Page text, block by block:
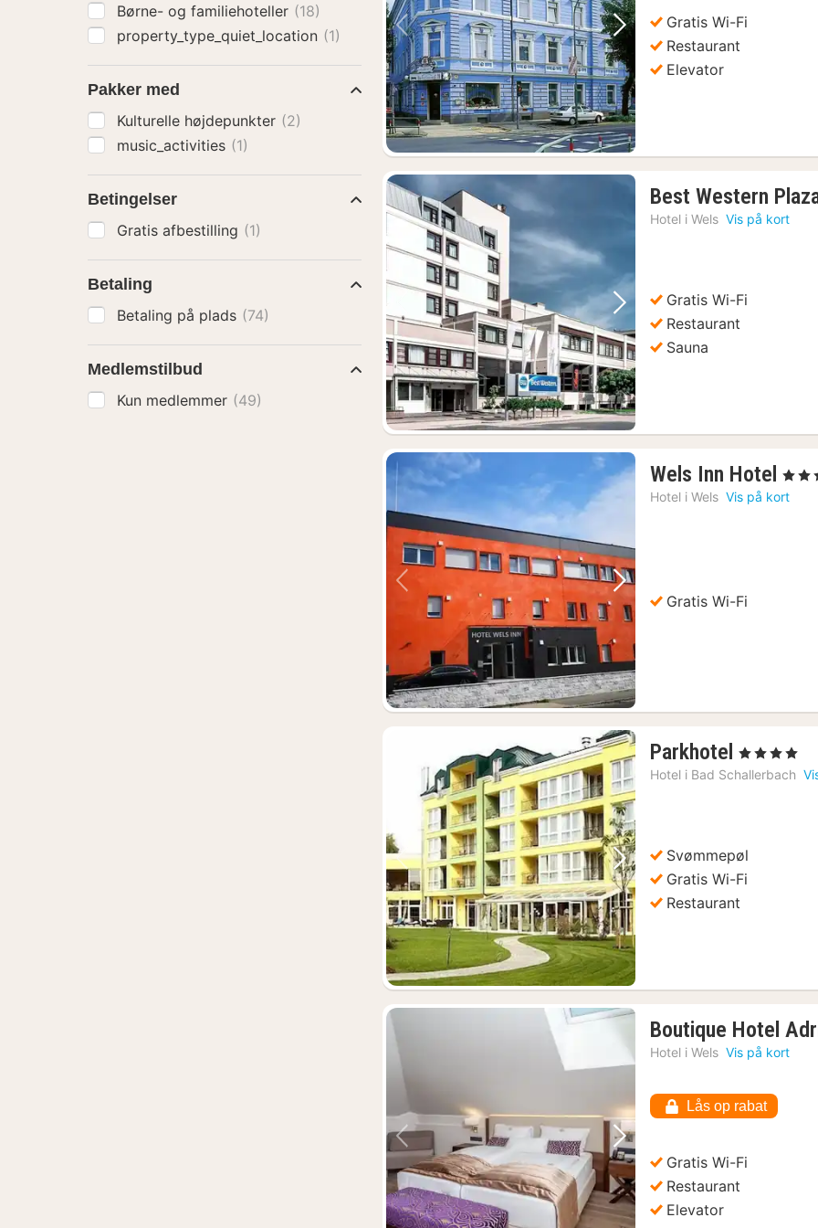
Forrige billede Næste billede
Gratis Wi-Fi
Restaurant
Elevator
Forrige billede Næste billede
Best Western
Hotel i Wels Vis på kort
Gratis Wi-Fi
Restaurant
Sauna
Forrige billede Næste billede
Wels Inn Hotel 1
nat
, 3
Hotel i Wels Vis på kort
Gratis Wi-Fi
Forrige billede Næste billede
Parkhotel 1
nat
, 4 Stjerner
Hotel i Bad Schallerbach
Svømmepøl
Gratis Wi-Fi
Restaurant
Forrige billede Næste billede
Boutique Hotel
Hotel i Wels Vis på kort
Lås op rabat
Gratis Wi-Fi
Restaurant
Elevator
Børne- og familiehoteller (18)
property_type_quiet_location (1)
Pakker med
Kulturelle højdepunkter (2)
music_activities (1)
Betingelser
Gratis afbestilling (1)
Betaling
Betaling på plads (74)
Medlemstilbud
Kun medlemmer (49)